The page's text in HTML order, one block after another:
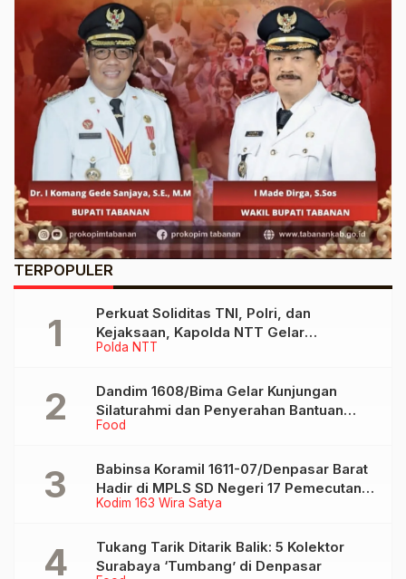
TERPOPULER
Polda NTT
Perkuat Soliditas TNI, Polri, dan
Kejaksaan, Kapolda NTT Gelar
Silaturahmi Bersama Danrem
Food
Dandim 1608/Bima Gelar Kunjungan
Silaturahmi dan Penyerahan Bantuan
Sembako di Pondok Pesantren Darul
Kodim 163 Wira Satya
Babinsa Koramil 1611-07/Denpasar Barat
Hadir di MPLS SD Negeri 17 Pemecutan,
Bekali Siswa Pemahaman Anti Bullying
Tukang Tarik Ditarik Balik: 5 Kolektor
Surabaya ‘Tumbang’ di Denpasar